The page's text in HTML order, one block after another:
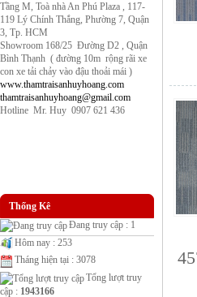
Tầng M, Toà nhà An Phú Plaza , 117-
119 Lý Chính Thắng, Phường 7, Quận
3, Tp. HCM
Showroom 168/25 Đường D2 , Quận
Bình Thạnh ( đường 10m rộng rãi xe
con xe tải chảy vào đậu thoải mái )
www.thamtraisanhuyhoang.com
thamtraisanhuyhoang@gmail.com
Hotline Mr. Huy 0907 621 436
Thống Kê
Đang truy cập : 1
Hôm nay : 253
Tháng hiện tại : 3078
Tổng lượt truy
cập : 1943166